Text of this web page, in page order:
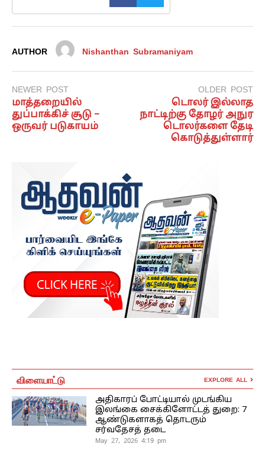
AUTHOR Nishanthan Subramaniyam
NEWER POST
மாத்தறையில்
துப்பாக்கிச் சூடு –
ஒருவர் படுகாயம்
OLDER POST
டொலர் இல்லாத
நாட்டிற்கு தோழர் அநுர
டொலர்களை தேடி
கொடுத்துள்ளார்
விளையாட்டு EXPLORE ALL
அதிகாரப் போட்டியால் முடங்கிய
இலங்கை சைக்கிளோட்டத் துறை: 7
ஆண்டுகளாகத் தொடரும்
சர்வதேசத் தடை
May 27, 2026 4:19 pm